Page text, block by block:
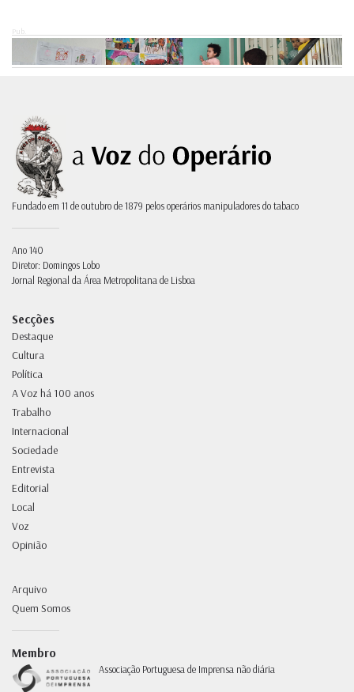
Pub.
Fundado em 11 de outubro de 1879 pelos operários manipuladores do tabaco
Ano 140
Diretor: Domingos Lobo
Jornal Regional da Área Metropolitana de Lisboa
Secções
Destaque
Cultura
Política
A Voz há 100 anos
Trabalho
Internacional
Sociedade
Entrevista
Editorial
Local
Voz
Opinião
Arquivo
Quem Somos
Membro
Associação Portuguesa de Imprensa não diária